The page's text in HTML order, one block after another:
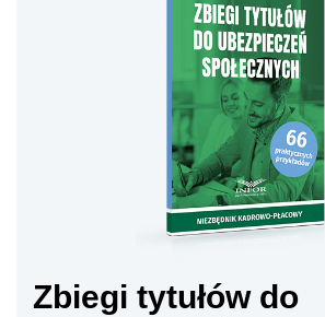
Zbiegi tytułów do